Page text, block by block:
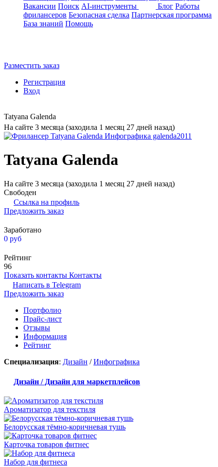
Вакансии Поиск AI-инструменты Блог Работы
фрилансеров Безопасная сделка Партнерская программа
База знаний Помощь
Разместить заказ
Регистрация
Вход
Tatyana Galenda
На сайте 3 месяца (заходила 1 месяц 27 дней назад)
Tatyana Galenda
На сайте 3 месяца (заходила 1 месяц 27 дней назад)
Свободен
Ссылка на профиль
Предложить заказ
Заработано
0 руб
Рейтинг
96
Показать контакты Контакты
Написать в Telegram
Предложить заказ
Портфолио
Прайс-лист
Отзывы
Информация
Рейтинг
Специализация: Дизайн /Инфографика
Дизайн / Дизайн для маркетплейсов
Ароматизатор для текстиля
Белорусская тёмно-коричневая тушь
Карточка товаров фитнес
Набор для фитнеса